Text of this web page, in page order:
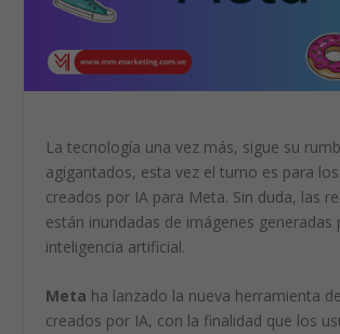
La tecnología una vez más, sigue su
agigantados, esta vez el turno es para los
creados por IA para Meta. Sin duda, las
están inundadas de imágenes generadas
inteligencia artificial.
Meta ha lanzado la nueva herramienta
creados por IA, con la finalidad que los